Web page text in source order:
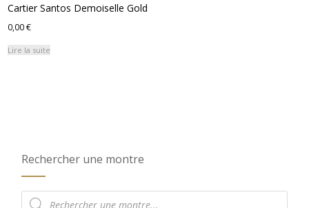
Cartier Santos Demoiselle Gold
0,00€
Lire la suite
Rechercher une montre
Recherche
de